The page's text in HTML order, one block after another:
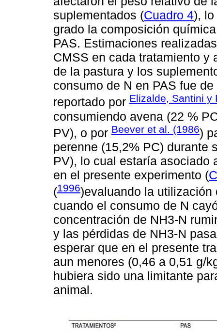
suplementados (Cuadro 4), lo
grado la composición
PAS. Estimaciones
CMSS en cada tratamiento y
de la pastura y los
consumo de N en PAS fue
reportado por Elizalde, Santini y
consumiendo avena (22 %
PV), o por Beever et al. (1986)
perenne (15,2% PC) durante
PV), lo cual estaría asociado
en el presente experimento (
(1996)evaluando la utilización
cuando el consumo de N
concentración de NH3-N
y las pérdidas de NH3-N
esperar que en el presente
aun menores (0,46 a 0,51 g/
hubiera sido una limitante
animal.